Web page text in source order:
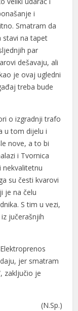
i
Smatram da
stavi na tapet
par
dešavaju, ali
je ovaj ugledni
treba bude
o izgradnji trafo
u tom dijelu i
nove, a to bi
i Tvornica
nekvalitetnu
su česti kvarovi
je na čelu
S tim u vezi,
jučerašnjih
jer smatram
zaključio je
(N.Sp.)